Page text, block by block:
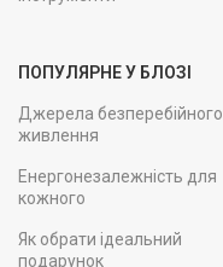
ПОПУЛЯРНЕ У БЛОЗІ
Джерела безперебійного
живлення
Енергонезалежність для
кожного
Як обрати ідеальний
подарунок